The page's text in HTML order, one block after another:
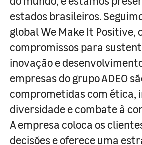
estados brasileiros.
global We Make It Positive,
compromissos para
inovação e
empresas do grupo ADEO
comprometidas com ética,
diversidade e combate à
A empresa coloca os
decisões e oferece uma